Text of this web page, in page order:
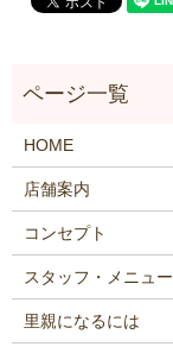
HOME
店舗案内
コンセプト
スタッフ・メニュー
里親になるには